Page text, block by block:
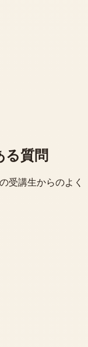
る質問
受講生からのよく